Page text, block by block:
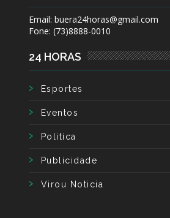
Email: buera24horas@gmail.com
Fone: (73)8888-0010
24 HORAS
Esportes
Eventos
Politica
Publicidade
Virou Noticia